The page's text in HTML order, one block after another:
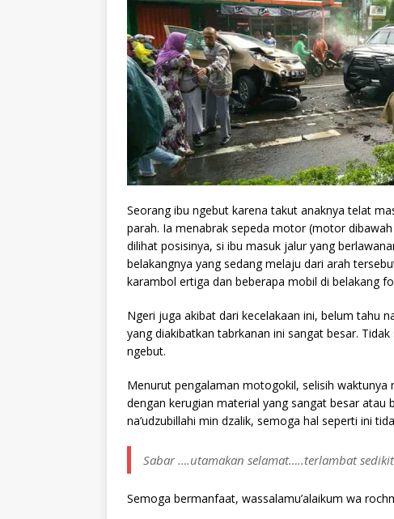
Seorangibu ngebut karena takut anaknya telat
parah. Ia menabrak sepeda motor (motor
dilihat posisinya, si ibu masuk jalur yang
belakangnya yang sedang melaju dari arah
karambol ertiga dan beberapa mobil di belakang
Ngeri juga akibat dari kecelakaan ini, belum tahu
yang diakibatkan tabrkanan ini sangat besar.
ngebut.
Menurut pengalaman motogokil, selisih
dengan kerugian material yang sangat besar atau
na’udzubillahi min dzalik, semoga hal seperti ini
Sabar ….utamakan selamat…..terlambat
Semoga bermanfaat, wassalamu’alaikum wa